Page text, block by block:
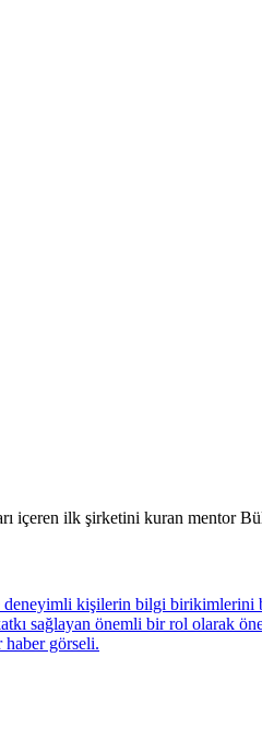
içeren ilk şirketini kuran mentor